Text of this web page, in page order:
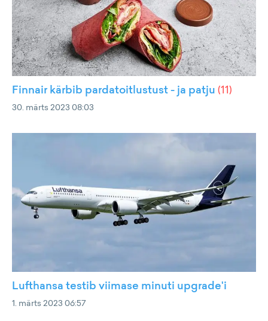
Finnair kärbib pardatoitlustust - ja patju (11)
30. märts 2023 08:03
Lufthansa testib viimase minuti upgrade'i
1. märts 2023 06:57